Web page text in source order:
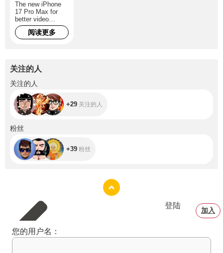
The new iPhone
17 Pro Max for
better video
quality in
broadcasts
阅读更多
关注的人
关注的人
+29 关注的人
粉丝
+39 粉丝
登陆
加入
您的用户名：